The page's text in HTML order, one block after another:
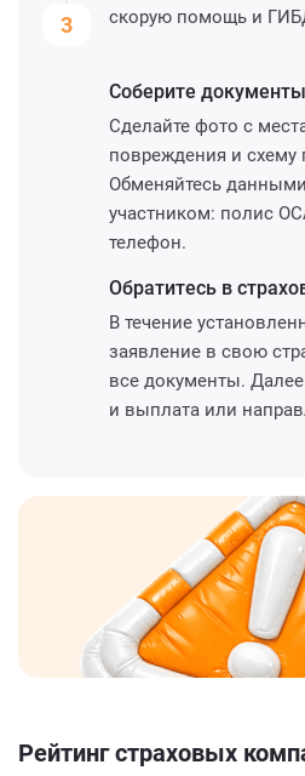
3
скорую помощь и
Соберите
Сделайте фото с
повреждения и схему
Обменяйтесь
участником: полис
телефон.
Обратитесь в
В течение
заявление в свою
все документы. Далее
и выплата или
Рейтинг страховых